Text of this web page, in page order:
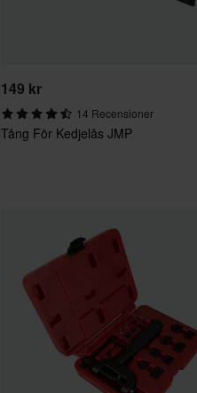
149 kr
14 Recensioner
Tång För Kedjelås JMP